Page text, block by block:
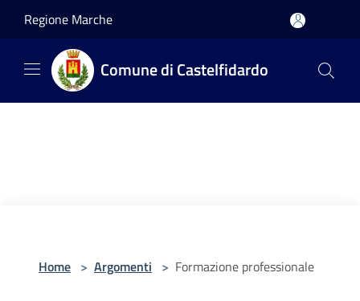
Regione Marche
Comune di Castelfidardo
Home > Argomenti > Formazione professionale